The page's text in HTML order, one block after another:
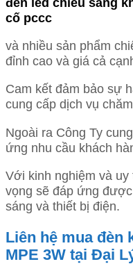
cố pccc
và nhiều sản phẩm
đỉnh cao và giá cả
Cam kết đảm bảo sự
cung cấp dịch vụ
Ngoài ra Công Ty
ứng nhu cầu khách
Với kinh nghiệm và
vọng sẽ đáp ứng
sáng và thiết bị điện.
Liên hệ mua đèn
MPE 3W tại Đại